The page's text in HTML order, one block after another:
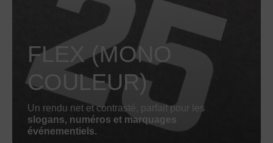
FLEX (MONO
COULEUR)
Un rendu net et contrasté, parfait pour les
slogans, numéros et marquages
événementiels.